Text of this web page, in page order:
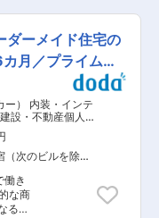
RC
をお
収益
幹
最
、
への
。
築
産家
地・
関、
の情
構築
ダーメイド住宅の
月／プライム上
ー） 内装・インテ
建設・不動産個人営
（次のビルを除
働き
な商
る」